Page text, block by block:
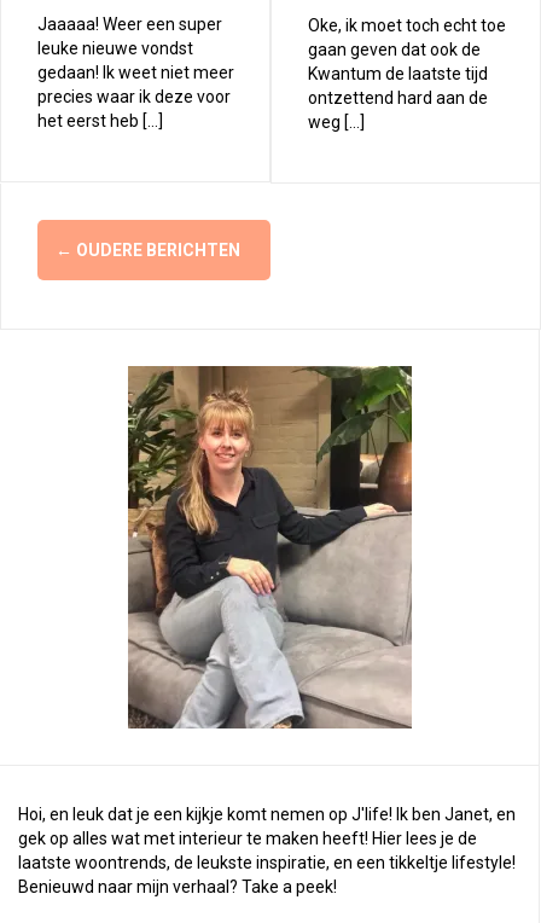
Oke, ik moet toch echt toe
gaan geven dat ook de
Kwantum de laatste tijd
ontzettend hard aan de
weg […]
Jaaaaa! Weer een super
leuke nieuwe vondst
gedaan! Ik weet niet meer
precies waar ik deze voor
het eerst heb […]
Berichtennavigatie
← OUDERE BERICHTEN
Hoi, en leuk dat je een kijkje komt nemen op J'life! Ik ben Janet, en
gek op alles wat met interieur te maken heeft! Hier lees je de
laatste woontrends, de leukste inspiratie, en een tikkeltje lifestyle!
Benieuwd naar mijn verhaal? Take a peek!